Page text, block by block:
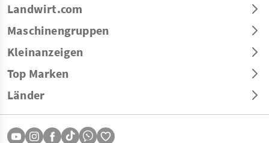
Landwirt.com
Maschinengruppen
Kleinanzeigen
Top Marken
Länder